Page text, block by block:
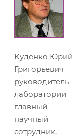
Куденко Юрий
Григорьевич
руководитель
лаборатории
главный
научный
сотрудник,